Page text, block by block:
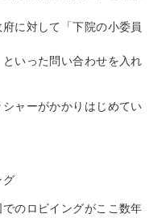
に対して「下院の小委員
いった問い合わせを入れ
ャーがかかりはじめてい
グ
のロビイングがここ数年